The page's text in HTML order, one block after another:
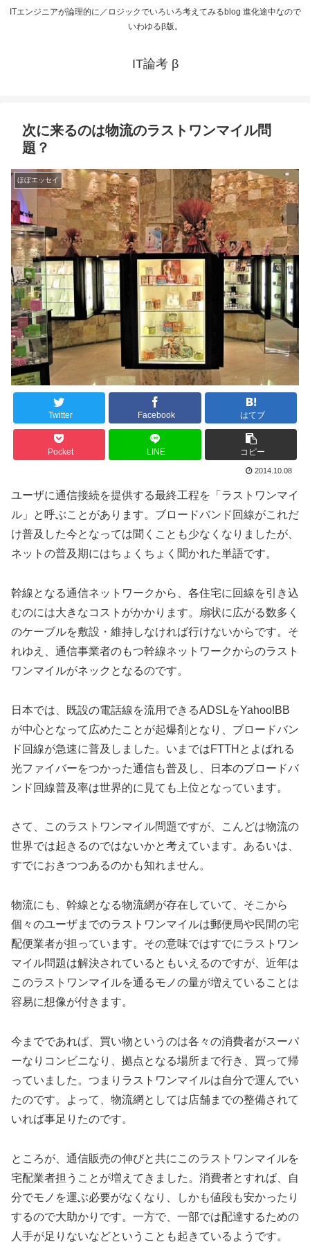
ITエンジニアが論理的に／ロジックでいろいろ考えてみるblog 進化途中なので
いわゆるβ版。
IT論考 β
次に来るのは物流のラストワンマイル問
題？
ほぼエッセイ
Twitter Facebook はてブ
Pocket LINE コピー
2014.10.08
ユーザに通信接続を提供する最終工程を「ラストワンマイ
ル」と呼ぶことがあります。ブロードバンド回線がこれだ
け普及した今となっては聞くことも少なくなりましたが、
ネットの普及期にはちょくちょく聞かれた単語です。
幹線となる通信ネットワークから、各住宅に回線を引き込
むのには大きなコストがかかります。扇状に広がる数多く
のケーブルを敷設・維持しなければ行けないからです。そ
れゆえ、通信事業者のもつ幹線ネットワークからのラスト
ワンマイルがネックとなるのです。
日本では、既設の電話線を流用できるADSLをYahoo!BB
が中心となって広めたことが起爆剤となり、ブロードバン
ド回線が急速に普及しました。いまではFTTHとよばれる
光ファイバーをつかった通信も普及し、日本のブロードバ
ンド回線普及率は世界的に見ても上位となっています。
さて、このラストワンマイル問題ですが、こんどは物流の
世界では起きるのではないかと考えています。あるいは、
すでにおきつつあるのかも知れません。
物流にも、幹線となる物流網が存在していて、そこから
個々のユーザまでのラストワンマイルは郵便局や民間の宅
配便業者が担っています。その意味ではすでにラストワン
マイル問題は解決されているともいえるのですが、近年は
このラストワンマイルを通るモノの量が増えていることは
容易に想像が付きます。
今までであれば、買い物というのは各々の消費者がスーパ
ーなりコンビニなり、拠点となる場所まで行き、買って帰
っていました。つまりラストワンマイルは自分で運んでい
たのです。よって、物流網としては店舗までの整備されて
いれば事足りたのです。
ところが、通信販売の伸びと共にこのラストワンマイルを
宅配業者担うことが増えてきました。消費者とすれば、自
分でモノを運ぶ必要がなくなり、しかも値段も安かったり
するので大助かりです。一方で、一部では配達するための
人手が足りないなどということも起きているようです。